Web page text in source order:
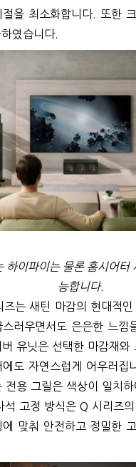
절을 최소화합니다. 또한
였습니다.
하이파이는 물론 홈시어터
능합니다.
즈는 새틴 마감의 현대적
스러우면서도 은은한 느낌
유닛은 선택한 마감재와
에도 자연스럽게 어우러집
전용 그릴은 색상이 일치
석 고정 방식은 Q 시리즈
에 맞춰 안전하고 정밀한